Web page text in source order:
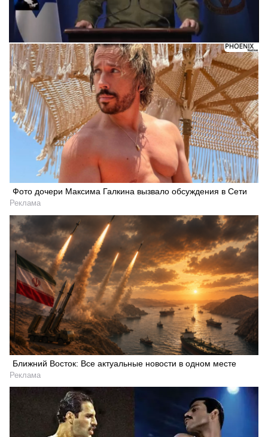
Фото дочери Максима Галкина вызвало обсуждения в Сети
Реклама
Ближний Восток: Все актуальные новости в одном месте
Реклама